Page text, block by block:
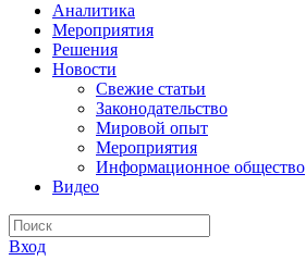
Аналитика
Мероприятия
Решения
Новости
Свежие статьи
Законодательство
Мировой опыт
Мероприятия
Информационное общество
Видео
Вход